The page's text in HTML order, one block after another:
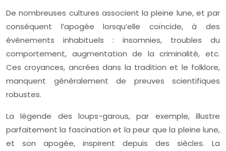
De nombreuses cultures associent la pleine lune, et par
conséquent l’apogée lorsqu’elle coïncide, à des
événements inhabituels : insomnies, troubles du
comportement, augmentation de la criminalité, etc.
Ces croyances, ancrées dans la tradition et le folklore,
manquent généralement de preuves scientifiques
robustes.
La légende des loups-garous, par exemple, illustre
parfaitement la fascination et la peur que la pleine lune,
et son apogée, inspirent depuis des siècles. La